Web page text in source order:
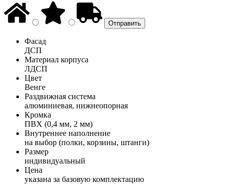
Фасад
ДСП
Материал корпуса
ЛДСП
Цвет
Венге
Раздвижная система
алюминиевая, нижнеопорная
Кромка
ПВХ (0,4 мм, 2 мм)
Внутреннее наполнение
на выбор (полки, корзины, штанги)
Размер
индивидуальный
Цена
указана за базовую комплектацию